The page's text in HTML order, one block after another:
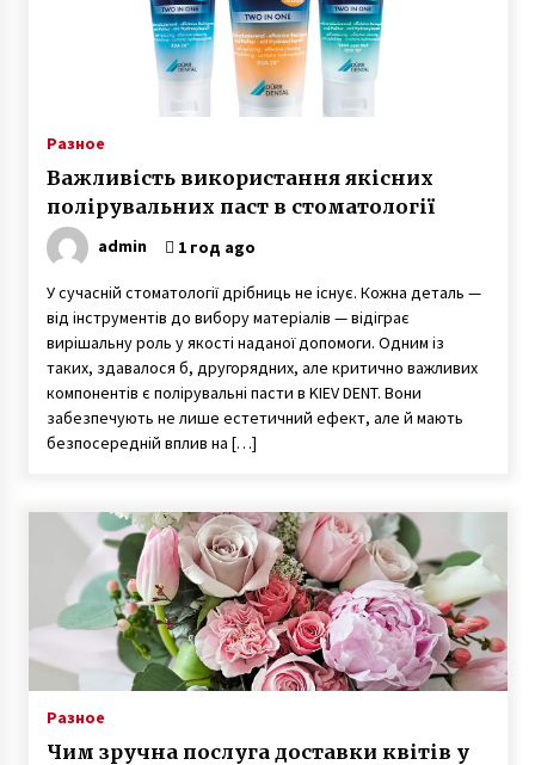
Разное
Важливість використання якісних
полірувальних паст в стоматології
admin 1 год ago
У сучасній стоматології дрібниць не існує. Кожна деталь —
від інструментів до вибору матеріалів — відіграє
вирішальну роль у якості наданої допомоги. Одним із
таких, здавалося б, другорядних, але критично важливих
компонентів є полірувальні пасти в KIEV DENT. Вони
забезпечують не лише естетичний ефект, але й мають
безпосередній вплив на […]
Разное
Чим зручна послуга доставки квітів у